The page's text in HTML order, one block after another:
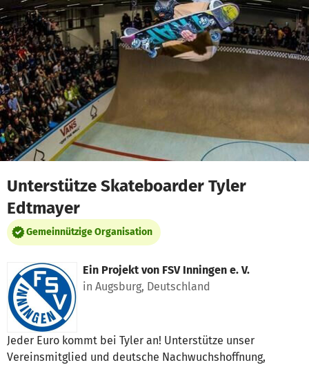
Zum Hauptinhalt springen
Erklärung zur Barrierefreiheit anzeigen
Unterstütze Skateboarder Tyler
Edtmayer
Gemeinnützige Organisation
Ein Projekt von FSV Inningen e. V.
in Augsburg, Deutschland
Jeder Euro kommt bei Tyler an! Unterstütze unser
Vereinsmitglied und deutsche Nachwuchshoffnung,